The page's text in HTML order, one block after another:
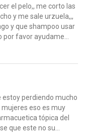
el pelo,, me corto las
y me sale urzuela,,,
y que shampoo usar
favor ayudame...
estoy perdiendo mucho
eso es muy
tópica del
que este no su...